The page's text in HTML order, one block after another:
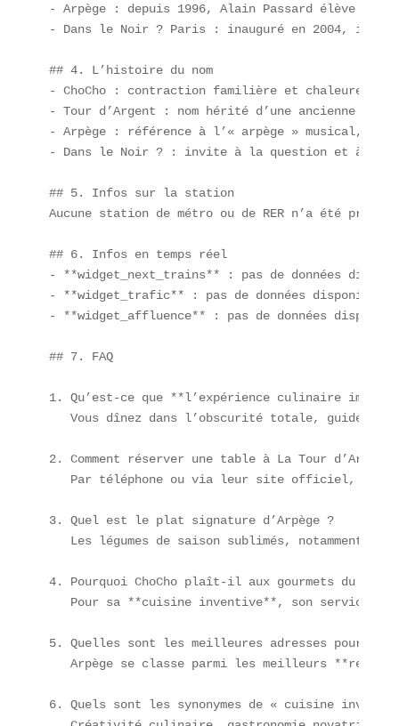
- Arpège : depuis 1996, Alain Passard élève
- Dans le Noir ? Paris : inauguré en 2004, il
## 4. L’histoire du nom
- ChoCho : contraction familière et
- Tour d’Argent : nom hérité d’une ancienne
- Arpège : référence à l’« arpège » musical,
- Dans le Noir ? : invite à la question et à la
## 5. Infos sur la station
Aucune station de métro ou de RER n’a été
## 6. Infos en temps réel
- **widget_next_trains** : pas de données
- **widget_trafic** : pas de données
- **widget_affluence** : pas de données
## 7. FAQ
1. Qu’est-ce que **l’expérience culinaire
Vous dînez dans l’obscurité totale, guidé
2. Comment réserver une table à La Tour
Par téléphone ou via leur site officiel,
3. Quel est le plat signature d’Arpège ?
Les légumes de saison sublimés, notamment la
4. Pourquoi ChoCho plaît-il aux gourmets du
Pour sa **cuisine inventive**, son service
5. Quelles sont les meilleures adresses pour
Arpège se classe parmi les meilleurs
6. Quels sont les synonymes de « cuisine